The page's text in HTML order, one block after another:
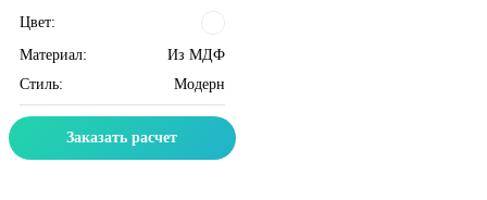
Цвет:
Материал:
Из МДФ
Стиль:
Модерн
Заказать расчет